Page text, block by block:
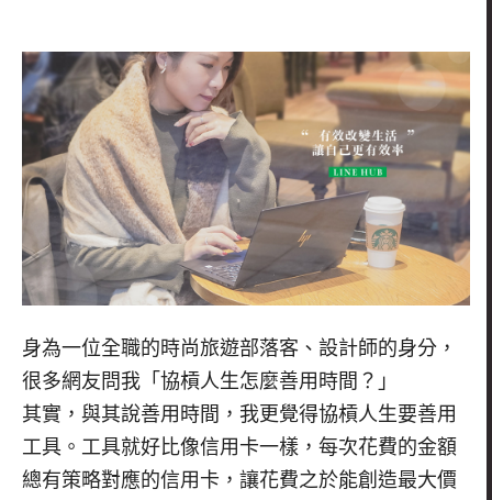
身為一位全職的時尚旅遊部落客、設計師的身分，
很多網友問我「協槓人生怎麼善用時間？」
其實，與其說善用時間，我更覺得協槓人生要善用
工具。工具就好比像信用卡一樣，每次花費的金額
總有策略對應的信用卡，讓花費之於能創造最大價